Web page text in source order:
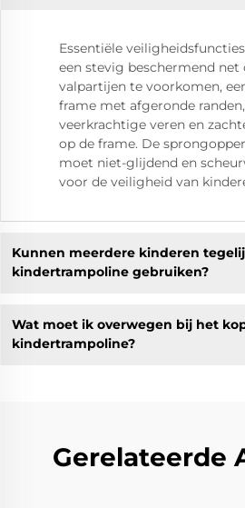
Essentiële
een stevig beschermend net
valpartijen te voorkomen,
frame met afgeronde
veerkrachtige veren en
op de frame. De
moet niet-glijdend en
voor de veiligheid van
Kunnen meerdere kinderen
kindertrampoline gebruiken?
Wat moet ik overwegen bij het
kindertrampoline?
Gerelateerde